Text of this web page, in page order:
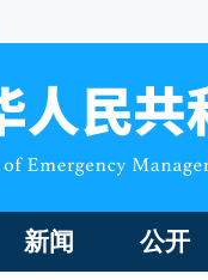
新闻 公开